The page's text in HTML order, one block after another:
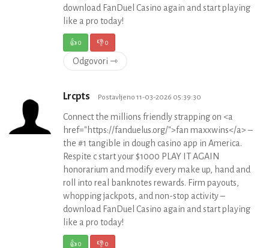
download FanDuel Casino again and start playing
like a pro today!
👍0 👎0
Odgovori ⇾
Lrcpts Postavljeno 11-03-2026 05:39:30
Connect the millions friendly strapping on <a
href="https://fanduelus.org/">fan maxxwins</a> –
the #1 tangible in dough casino app in America.
Respite c start your $1000 PLAY IT AGAIN
honorarium and modify every make up, hand and
roll into real banknotes rewards. Firm payouts,
whopping jackpots, and non-stop activity –
download FanDuel Casino again and start playing
like a pro today!
👍0 👎0